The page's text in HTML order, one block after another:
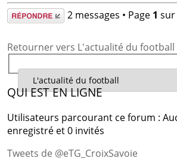
Répondre 2 messages • Page 1 sur
Retourner vers L'actualité du football
QUI EST EN LIGNE
Utilisateurs parcourant ce forum :
enregistré et 0 invités
Tweets de @eTG_CroixSavoie